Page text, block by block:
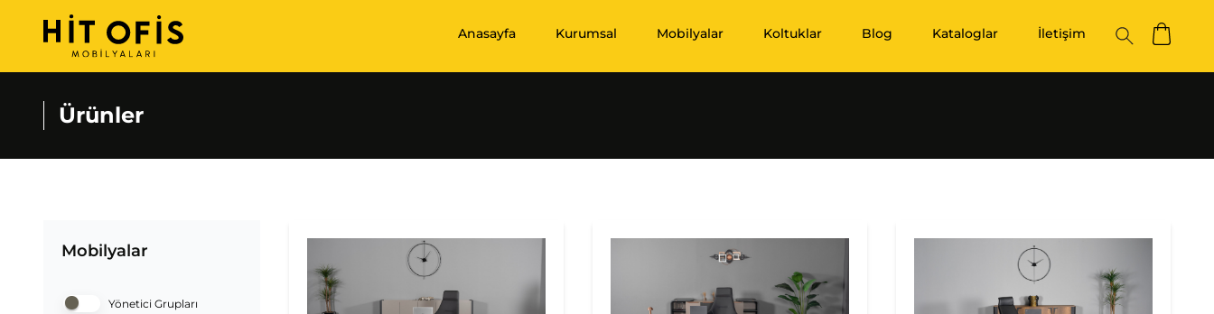
Anasayfa Kurumsal Mobilyalar Koltuklar Blog Kataloglar İletişim
Ürünler
Mobilyalar
Yönetici Grupları